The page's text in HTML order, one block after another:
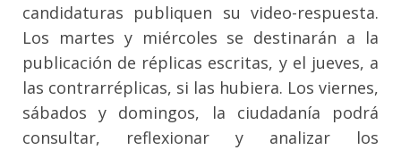
candidaturas publiquen su video-respuesta.
Los martes y miércoles se destinarán a la
publicación de réplicas escritas, y el jueves, a
las contrarréplicas, si las hubiera. Los viernes,
sábados y domingos, la ciudadanía podrá
consultar, reflexionar y analizar los